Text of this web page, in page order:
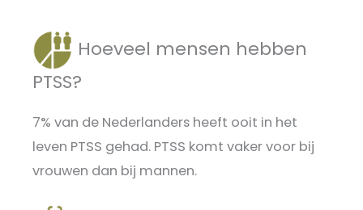
Hoeveel mensen hebben
PTSS?
7% van de Nederlanders heeft ooit in het
leven PTSS gehad. PTSS komt vaker voor bij
vrouwen dan bij mannen.